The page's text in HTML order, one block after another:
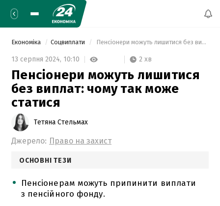
Економіка Соцвиплати Пенсіонери можуть лишитися без виплат: чому так може статися
13 серпня 2024, 10:10 2 хв
Пенсіонери можуть лишитися
без виплат: чому так може
статися
Тетяна Стельмах
Джерело: Право на захист
ОСНОВНІ ТЕЗИ
Пенсіонерам можуть припинити виплати
з пенсійного фонду.